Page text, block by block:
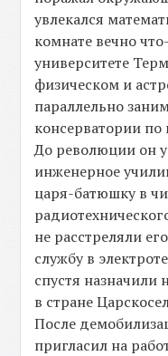
увлекался
комнате вечно
университете
физическом и
параллельно
консерватории по
До революции он
инженерное
царя-батюшку в
не расстреляли
службу в
спустя
в стране
После
пригласил на